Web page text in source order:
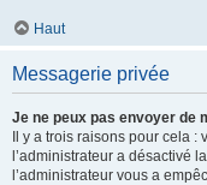
Haut
Messagerie privée
Je ne peux pas envoyer de
Il y a trois raisons pour cela
l’administrateur a désactivé
l’administrateur vous a